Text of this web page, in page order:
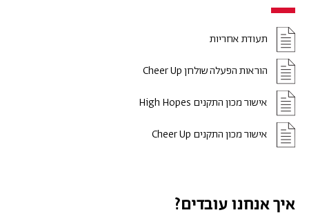
איך אנחנו עובדים?
תעודת אחריות
הוראות הפעלה שולחן Cheer Up
אישור מכון התקנים High Hopes
אישור מכון התקנים Cheer Up